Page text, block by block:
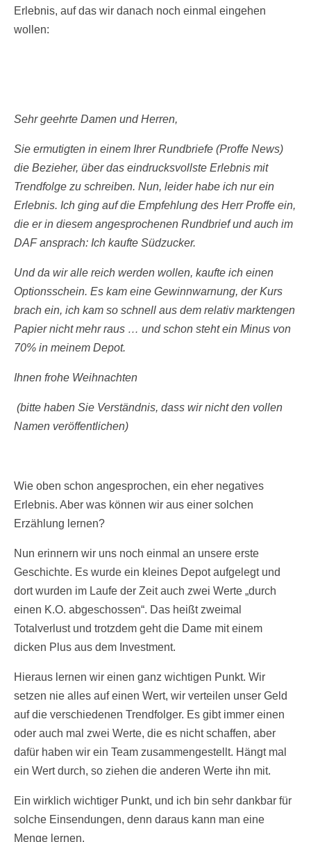
Erlebnis, auf das wir danach noch einmal eingehen
wollen:
Sehrgeehrte Damen und Herren,
Sie ermutigten in einem Ihrer Rundbriefe (Proffe News)
die Bezieher, über das eindrucksvollste Erlebnis mit
Trendfolge zu schreiben. Nun, leider habe ich nur ein
Erlebnis. Ich ging auf die Empfehlung des Herr Proffe ein,
die er in diesem angesprochenen Rundbrief und auch im
DAF ansprach: Ich kaufte Südzucker.
Und da wir alle reich werden wollen, kaufte ich einen
Optionsschein. Es kam eine Gewinnwarnung, der Kurs
brach ein, ich kam so schnell aus dem relativ marktengen
Papier nicht mehr raus … und schon steht ein Minus von
70% in meinem Depot.
Ihnen frohe Weihnachten
(bitte haben Sie Verständnis, dass wir nicht den vollen
Namen veröffentlichen)
Wie oben schon angesprochen, ein eher negatives
Erlebnis. Aber was können wir aus einer solchen
Erzählung lernen?
Nun erinnern wir uns noch einmal an unsere erste
Geschichte. Es wurde ein kleines Depot aufgelegt und
dort wurden im Laufe der Zeit auch zwei Werte „durch
einen K.O. abgeschossen“. Das heißt zweimal
Totalverlust und trotzdem geht die Dame mit einem
dicken Plus aus dem Investment.
Hieraus lernen wir einen ganz wichtigen Punkt. Wir
setzen nie alles auf einen Wert, wir verteilen unser Geld
auf die verschiedenen Trendfolger. Es gibt immer einen
oder auch mal zwei Werte, die es nicht schaffen, aber
dafür haben wir ein Team zusammengestellt. Hängt mal
ein Wert durch, so ziehen die anderen Werte ihn mit.
Ein wirklich wichtiger Punkt, und ich bin sehr dankbar für
solche Einsendungen, denn daraus kann man eine
Menge lernen.